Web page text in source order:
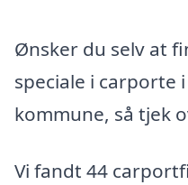
Ønsker du selv at
speciale i carporte
kommune, så tjek
Vi fandt 44